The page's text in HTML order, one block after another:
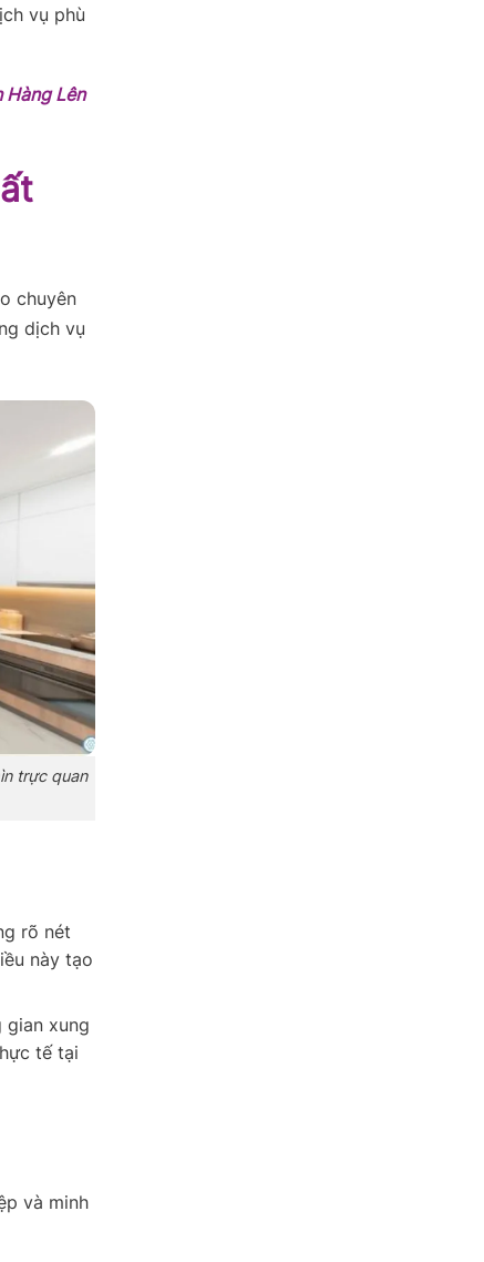
vụ phù
Hàng Lên
chuyên
dịch vụ
trực quan
rõ nét
này tạo
gian xung
tế tại
và minh